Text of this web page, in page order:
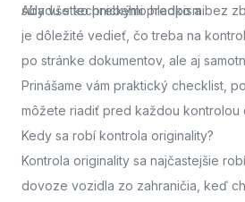
súladu s technickými predpismi.
Aby všetko prebehlo hladko a bez
je dôležité vedieť, čo treba na
po stránke dokumentov, ale aj
Prinášame vám praktický checklist,
môžete riadiť pred každou kontrolou
Kedy sa robí kontrola originality?
Kontrola originality sa najčastejšie
dovoze vozidla zo zahraničia, keď